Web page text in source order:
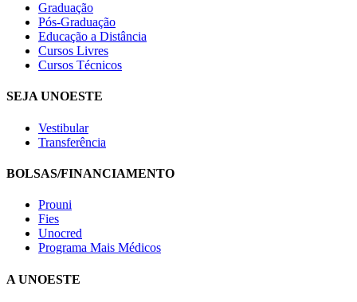
Graduação
Pós-Graduação
Educação a Distância
Cursos Livres
Cursos Técnicos
SEJA UNOESTE
Vestibular
Transferência
BOLSAS/FINANCIAMENTO
Prouni
Fies
Unocred
Programa Mais Médicos
A UNOESTE